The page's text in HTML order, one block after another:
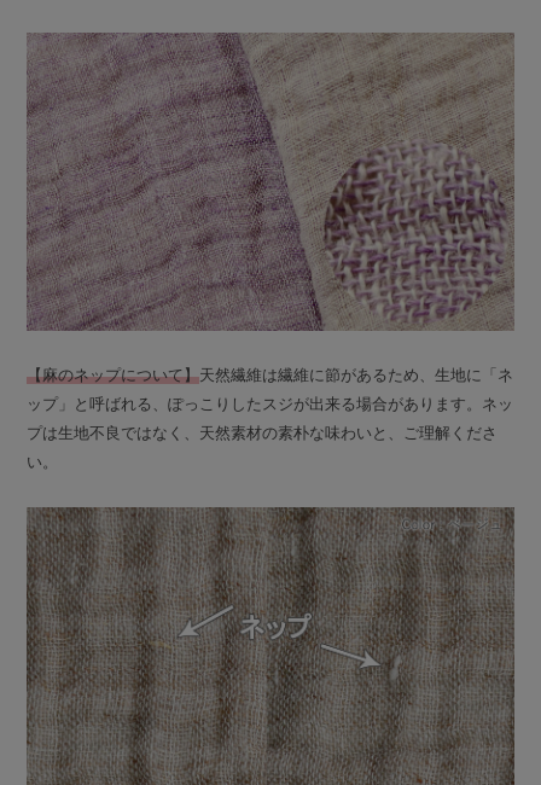
【麻のネップについて】天然繊維は繊維に節があるため、生地に「ネ
ップ」と呼ばれる、ぽっこりしたスジが出来る場合があります。ネッ
プは生地不良ではなく、天然素材の素朴な味わいと、ご理解くださ
い。